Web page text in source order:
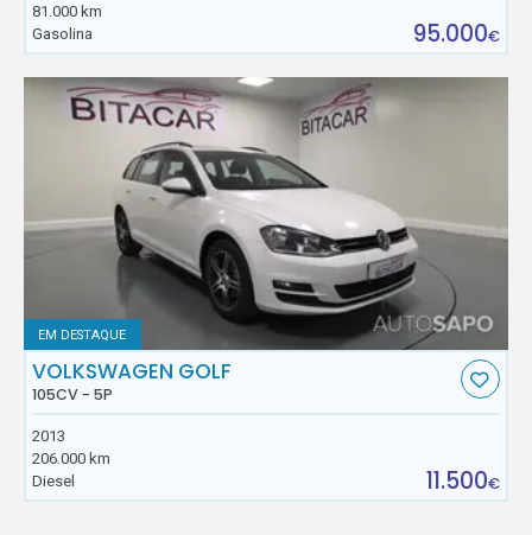
81.000 km
Gasolina
95.000€
EM DESTAQUE
VOLKSWAGEN GOLF
105CV - 5P
2013
206.000 km
Diesel
11.500€